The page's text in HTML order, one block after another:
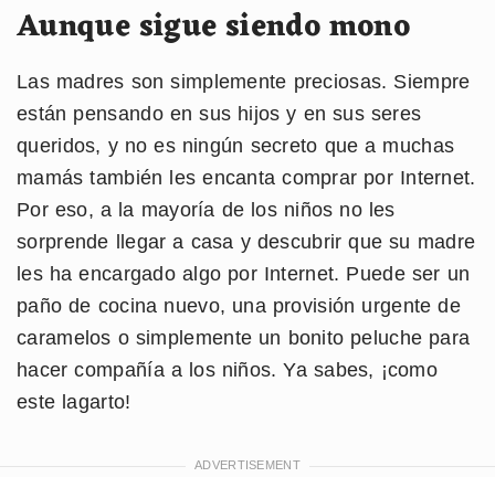
Aunque sigue siendo mono
Las madres son simplemente preciosas. Siempre
están pensando en sus hijos y en sus seres
queridos, y no es ningún secreto que a muchas
mamás también les encanta comprar por Internet.
Por eso, a la mayoría de los niños no les
sorprende llegar a casa y descubrir que su madre
les ha encargado algo por Internet. Puede ser un
paño de cocina nuevo, una provisión urgente de
caramelos o simplemente un bonito peluche para
hacer compañía a los niños. Ya sabes, ¡como
este lagarto!